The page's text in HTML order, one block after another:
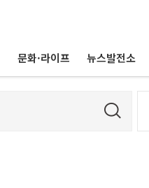
문화·라이프 뉴스발전소